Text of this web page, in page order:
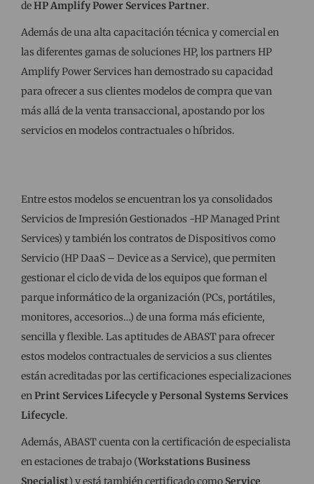
deHP Amplify Power Services Partner.
Además de una alta capacitación técnica y comercial en
las diferentes gamas de soluciones HP, los partners HP
Amplify Power Services han demostrado su capacidad
para ofrecer a sus clientes modelos de compra que van
más allá de la venta transaccional, apostando por los
servicios en modelos contractuales o híbridos.
Entre estos modelos se encuentran los ya consolidados
Servicios de Impresión Gestionados -HP Managed Print
Services) y también los contratos de Dispositivos como
Servicio (HP DaaS – Device as a Service), que permiten
gestionar el ciclo de vida de los equipos que forman el
parque informático de la organización (PCs, portátiles,
monitores, accesorios…) de una forma más eficiente,
sencilla y flexible. Las aptitudes de ABAST para ofrecer
estos modelos contractuales de servicios a sus clientes
están acreditadas por las certificaciones especializaciones
enPrint Services Lifecycle y Personal Systems Services
Lifecycle.
Además, ABAST cuenta con la certificación de especialista
en estaciones de trabajo (Workstations Business
Specialist) y está también certificado como Service